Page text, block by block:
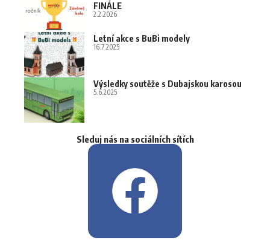
FINÁLE
2.2.2026
Letní akce s BuBi modely
16.7.2025
Výsledky soutěže s Dubajskou karosou
5.6.2025
Sleduj nás na sociálních sítích